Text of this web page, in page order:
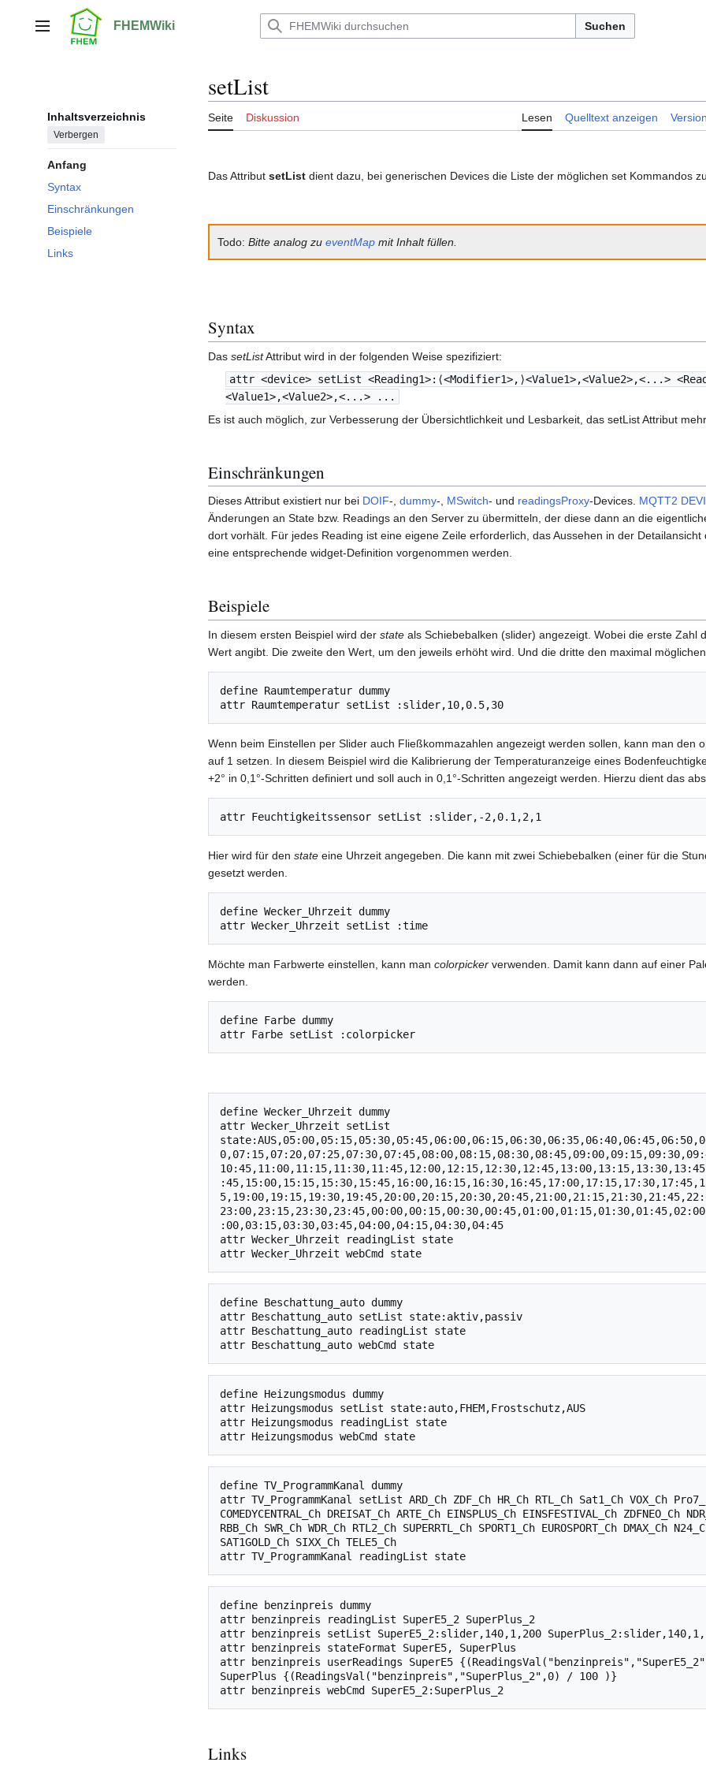
springenHauptmenü FHEMWiki Suchen
Inhaltsverzeichnis
Verbergen
Anfang
Syntax
Einschränkungen
Beispiele
Links
setList
Seite Diskussion Lesen Quelltext anzeigen
Das Attribut setList dient dazu, bei generischen Devices die Liste der möglichen set Kommandos
Todo: Bitte analog zu eventMap mit Inhalt füllen.
Syntax
Das setListAttribut wird in der folgenden Weise spezifiziert:
attr <device> setList <Reading1>:⟨<Modifier1>,⟩<Value1>,<Value2>,<...>
<Value1>,<Value2>,<...> ...
Es ist auch möglich, zur Verbesserung der Übersichtlichkeit und Lesbarkeit, das setList Attribut
Einschränkungen
Dieses Attribut existiert nur bei DOIF-, dummy-, MSwitch- und readingsProxy-Devices. MQTT2
Änderungen an State bzw. Readings an den Server zu übermitteln, der diese dann an die
dort vorhält. Für jedes Reading ist eine eigene Zeile erforderlich, das Aussehen in der
eine entsprechende widget-Definition vorgenommen werden.
Beispiele
In diesem ersten Beispiel wird der state als Schiebebalken (slider) angezeigt. Wobei die erste Zahl
Wert angibt. Die zweite den Wert, um den jeweils erhöht wird. Und die dritte den maximal
define Raumtemperatur dummy
Wenn beim Einstellen per Slider auch Fließkommazahlen angezeigt werden sollen, kann man den
auf 1 setzen. In diesem Beispiel wird die Kalibrierung der Temperaturanzeige eines
+2° in 0,1°-Schritten definiert und soll auch in 0,1°-Schritten angezeigt werden. Hierzu dient das
Hier wird für den state eine Uhrzeit angegeben. Die kann mit zwei Schiebebalken (einer für die
gesetzt werden.
define Wecker_Uhrzeit dummy
Möchte man Farbwerte einstellen, kann man colorpicker verwenden. Damit kann dann auf einer
werden.
define Farbe dummy
define Wecker_Uhrzeit dummy
attr Wecker_Uhrzeit setList
:00,03:15,03:30,03:45,04:00,04:15,04:30,04:45
attr Wecker_Uhrzeit readingList state
define Beschattung_auto dummy
attr Beschattung_auto setList state:aktiv,passiv
attr Beschattung_auto readingList state
define Heizungsmodus dummy
attr Heizungsmodus setList state:auto,FHEM,Frostschutz,AUS
attr Heizungsmodus readingList state
define TV_ProgrammKanal dummy
attr TV_ProgrammKanal setList ARD_Ch ZDF_Ch HR_Ch RTL_Ch Sat1_Ch VOX_Ch
COMEDYCENTRAL_Ch DREISAT_Ch ARTE_Ch EINSPLUS_Ch EINSFESTIVAL_Ch ZDFNEO_Ch
RBB_Ch SWR_Ch WDR_Ch RTL2_Ch SUPERRTL_Ch SPORT1_Ch EUROSPORT_Ch DMAX_Ch
SAT1GOLD_Ch SIXX_Ch TELE5_Ch
define benzinpreis dummy
attr benzinpreis readingList SuperE5_2 SuperPlus_2
attr benzinpreis setList SuperE5_2:slider,140,1,200
attr benzinpreis stateFormat SuperE5, SuperPlus
attr benzinpreis userReadings SuperE5
SuperPlus {(ReadingsVal("benzinpreis","SuperPlus_2",0) / 100 )}
Links